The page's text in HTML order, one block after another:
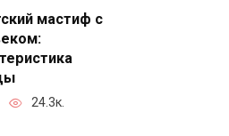
мастиф с
24.3к.